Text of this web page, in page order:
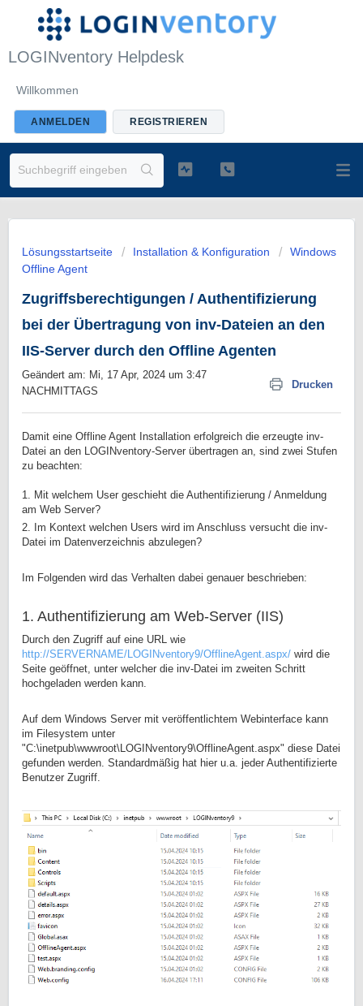
LOGINventory Helpdesk
Willkommen
ANMELDEN REGISTRIEREN
Lösungsstartseite Installation & Konfiguration
Windows
Offline Agent
Zugriffsberechtigungen / Authentifizierung
bei der Übertragung von inv-Dateien an den
IIS-Server durch den Offline Agenten
Drucken
Geändert am: Mi, 17 Apr, 2024 um 3:47
NACHMITTAGS
Damit eine Offline Agent Installation erfolgreich die erzeugte inv-
Datei an den LOGINventory-Server übertragen an, sind zwei Stufen
zu beachten:
1. Mit welchem User geschieht die Authentifizierung / Anmeldung
am Web Server?
2. Im Kontext welchen Users wird im Anschluss versucht die inv-
Datei im Datenverzeichnis abzulegen?
Im Folgenden wird das Verhalten dabei genauer beschrieben:
1. Authentifizierung am Web-Server (IIS)
Durch den Zugriff auf eine URL wie
http://SERVERNAME/LOGINventory9/OfflineAgent.aspx/ wird die
Seite geöffnet, unter welcher die inv-Datei im zweiten Schritt
hochgeladen werden kann.
Auf dem Windows Server mit veröffentlichtem Webinterface kann
im Filesystem unter
"C:\inetpub\wwwroot\LOGINventory9\OfflineAgent.aspx" diese Datei
gefunden werden. Standardmäßig hat hier u.a. jeder Authentifizierte
Benutzer Zugriff.